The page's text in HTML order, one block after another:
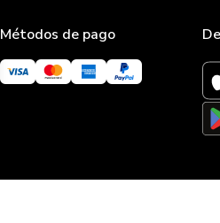
Métodos de pago